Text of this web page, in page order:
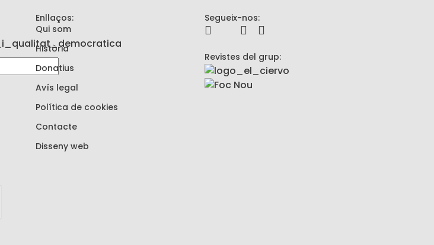
Enllaços:
Qui som
Història
Donatius
Avís legal
Política de cookies
Contacte
Disseny web
Segueix-nos:
Revistes del grup: